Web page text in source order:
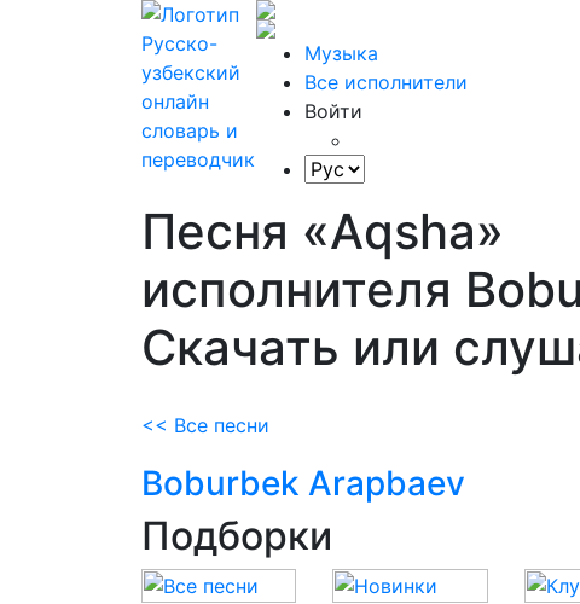
Музыка
Все исполнители
Войти
Песня «Aqsha»
исполнителя
Скачать или
<< Все песни
Boburbek Arapbaev
Подборки